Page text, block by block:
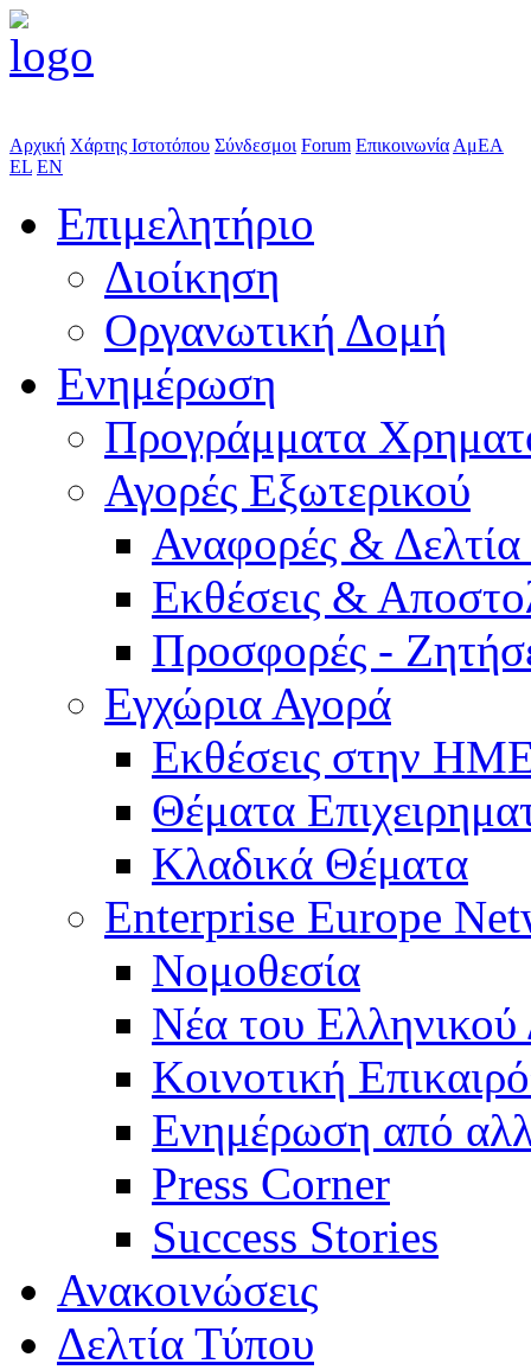
Αρχική Χάρτης Ιστοτόπου Σύνδεσμοι Forum Επικοινωνία ΑμΕΑ
EL EN
Επιμελητήριο
Διοίκηση
Οργανωτική Δομή
Ενημέρωση
Προγράμματα
Αγορές Εξωτερικού
Αναφορές &
Εκθέσεις &
Προσφορές -
Εγχώρια Αγορά
Εκθέσεις στην
Θέματα
Κλαδικά Θέματα
Enterprise Europe
Νομοθεσία
Νέα του Ελληνικού
Κοινοτική
Ενημέρωση από
Press Corner
Success Stories
Ανακοινώσεις
Δελτία Τύπου